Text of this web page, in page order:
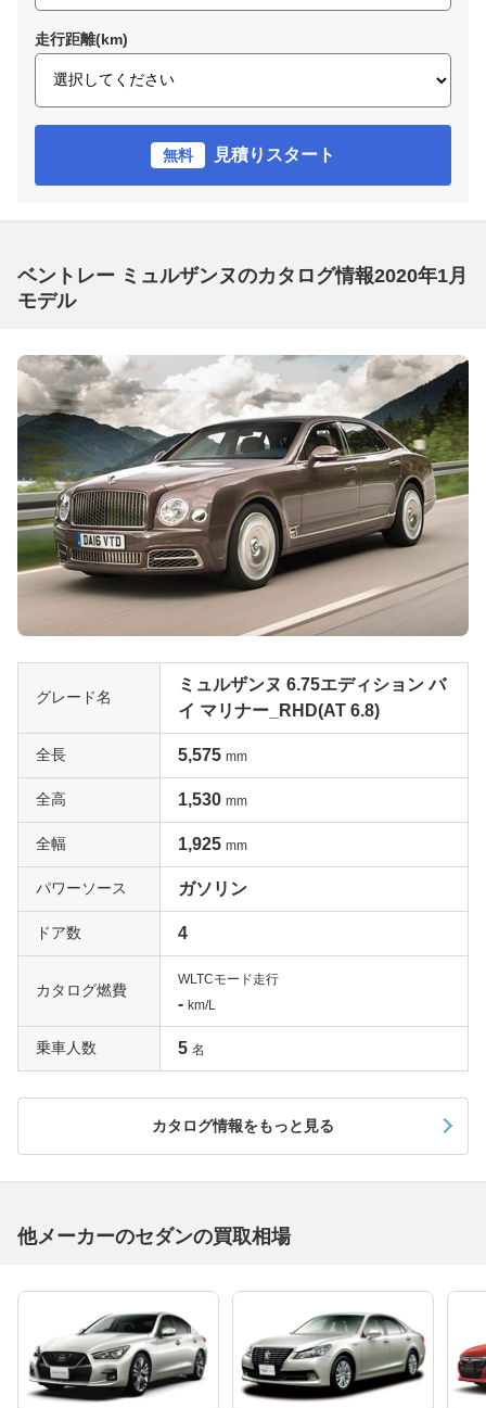
走行距離(km)
無料 見積りスタート
ベントレー ミュルザンヌのカタログ情報2020年1月
モデル
グレード名
ミュルザンヌ 6.75エディション バ
イ マリナー_RHD(AT 6.8)
全長 5,575 mm
全高 1,530 mm
全幅 1,925 mm
パワーソース ガソリン
ドア数 4
カタログ燃費
WLTCモード走行
- km/L
乗車人数 5 名
カタログ情報をもっと見る
他メーカーのセダンの買取相場